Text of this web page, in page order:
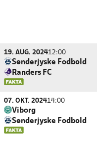
19. AUG. 202412:00
Sønderjyske Fodbold
Randers FC
07. OKT. 202414:00
Viborg
Sønderjyske Fodbold